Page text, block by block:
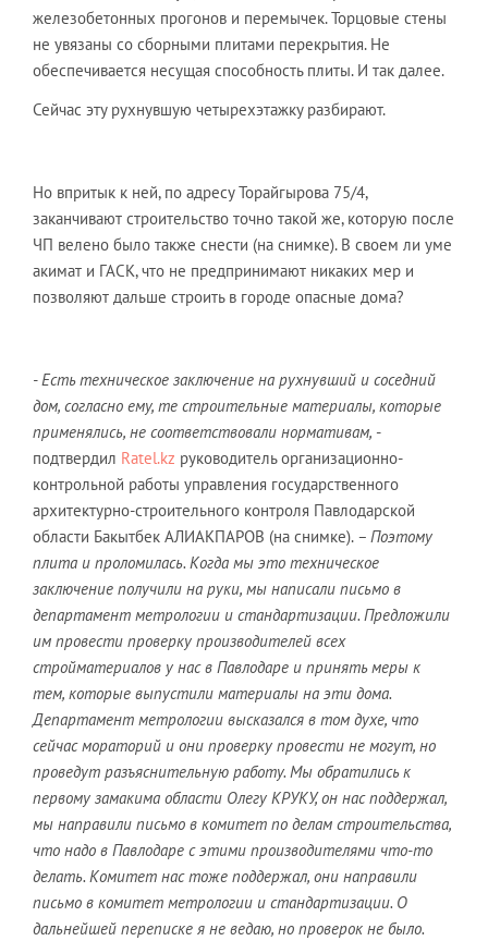
железобетонных прогонов и перемычек. Торцовые стены
не увязаны со сборными плитами перекрытия. Не
обеспечивается несущая способность плиты. И так далее.
Сейчас эту рухнувшую четырехэтажку разбирают.
Но впритык к ней, по адресу Торайгырова 75/4,
заканчивают строительство точно такой же, которую после
ЧП велено было также снести (на снимке). В своем ли уме
акимат и ГАСК, что не предпринимают никаких мер и
позволяют дальше строить в городе опасные дома?
- Есть техническое заключение на рухнувший и соседний
дом, согласно ему, те строительные материалы, которые
применялись, не соответствовали нормативам, -
подтвердил Ratel.kz руководитель организационно-
контрольной работы управления государственного
архитектурно-строительного контроля Павлодарской
области Бакытбек АЛИАКПАРОВ (на снимке). – Поэтому
плита и проломилась. Когда мы это техническое
заключение получили на руки, мы написали письмо в
департамент метрологии и стандартизации. Предложили
им провести проверку производителей всех
стройматериалов у нас в Павлодаре и принять меры к
тем, которые выпустили материалы на эти дома.
Департамент метрологии высказался в том духе, что
сейчас мораторий и они проверку провести не могут, но
проведут разъяснительную работу. Мы обратились к
первому замакима области Олегу КРУКУ, он нас поддержал,
мы направили письмо в комитет по делам строительства,
что надо в Павлодаре с этими производителями что-то
делать. Комитет нас тоже поддержал, они направили
письмо в комитет метрологии и стандартизации. О
дальнейшей переписке я не ведаю, но проверок не было.